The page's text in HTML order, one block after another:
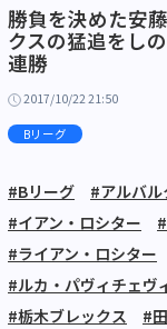
勝負を決めた安
クスの猛追をし
連勝
2017/10/22 21:50
Bリーグ
#Bリーグ #アルバル
#イアン・ロシター
#ライアン・ロシター
#ルカ・パヴィチェヴ
#栃木ブレックス
#